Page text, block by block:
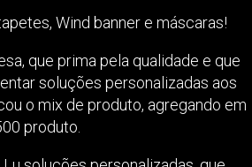
Wind banner e máscaras!
que prima pela qualidade e que
soluções personalizadas aos
o mix de produto, agregando em
produto.